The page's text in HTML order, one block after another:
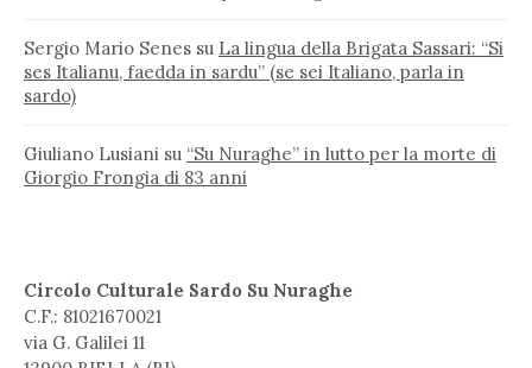
Sergio Mario Senes su La lingua della Brigata Sassari: “Si
ses Italianu, faedda in sardu” (se sei Italiano, parla in
sardo)
Giuliano Lusiani su “Su Nuraghe” in lutto per la morte di
Giorgio Frongia di 83 anni
Circolo Culturale Sardo Su Nuraghe
C.F.: 81021670021
via G. Galilei 11